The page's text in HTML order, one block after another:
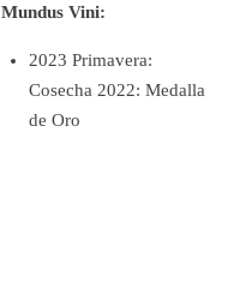
Mundus Vini:
2023 Primavera:
Cosecha 2022: Medalla
de Oro